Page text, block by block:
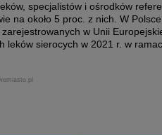
specjalistów i ośrodków
na około 5 proc. z nich. W
w Unii
leków sierocych w 2021 r. w